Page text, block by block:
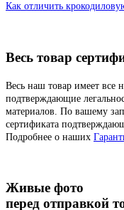
Как отличить
Весь товар
Весь наш товар имеет все
подтверждающие
материалов. По вашему
сертификата
Подробнее о наших
Живые фото
перед отправкой